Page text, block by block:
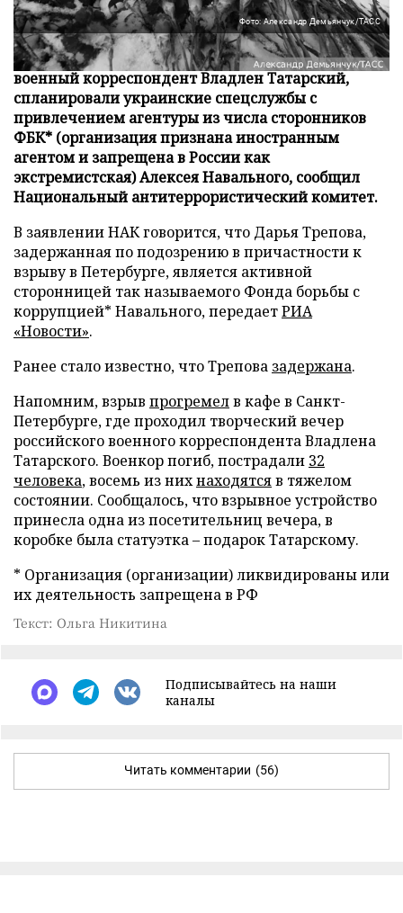
Фото: Александр Демьянчук/ТАСС
Теракт, в результате которого погиб российский
военный корреспондент Владлен Татарский,
спланировали украинские спецслужбы с
привлечением агентуры из числа сторонников
ФБК* (организация признана иностранным
агентом и запрещена в России как
экстремистская) Алексея Навального, сообщил
Национальный антитеррористический комитет.
В заявлении НАК говорится, что Дарья Трепова,
задержанная по подозрению в причастности к
взрыву в Петербурге, является активной
сторонницей так называемого Фонда борьбы с
коррупцией* Навального, передаетРИА
«Новости».
Ранее стало известно, что Трепова задержана.
Напомним, взрыв прогремелв кафе в Санкт-
Петербурге, где проходил творческий вечер
российского военного корреспондента Владлена
Татарского. Военкор погиб, пострадали 32
человека, восемь из нихнаходятсяв тяжелом
состоянии. Сообщалось, что взрывное устройство
принесла одна из посетительниц вечера, в
коробке была статуэтка – подарок Татарскому.
* Организация (организации) ликвидированы или
их деятельность запрещена в РФ
Текст: Ольга Никитина
Подписывайтесь на наши
каналы
Читать комментарии (56)